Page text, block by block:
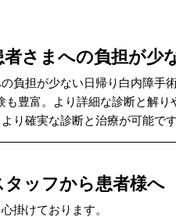
者さまへの負担が少
負担が少ない日帰り白内障手
も豊富。より詳細な診断と解り
り確実な診断と治療が可能で
タッフから患者様へ
掛けております。